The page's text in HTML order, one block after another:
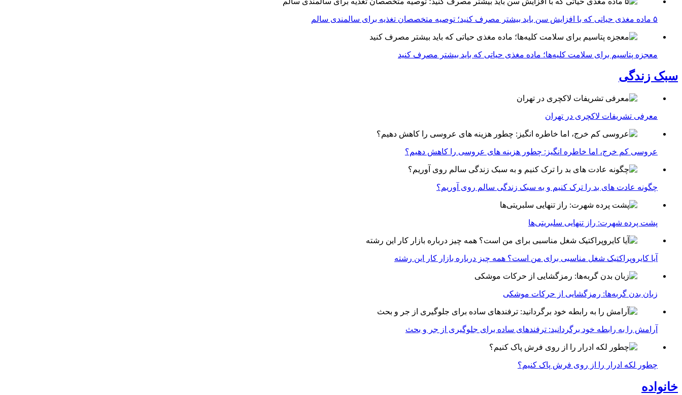
۵ ماده مغذی حیاتی که با افزایش سن باید بیشتر مصرف کنید؛ توصیه متخصصان تغذیه برای سالمندی سالم
معجزه پتاسیم برای سلامت کلیه‌ها؛ ماده مغذی حیاتی که باید بیشتر مصرف کنید
سبک زندگی
معرفی تشریفات لاکچری در تهران
عروسی کم خرج، اما خاطره انگیز: چطور هزینه های عروسی را کاهش دهیم؟
چگونه عادت‌ های بد را ترک کنیم و به سبک زندگی سالم روی آوریم؟
پشت پرده شهرت: راز تنهایی سلبریتی‌ها
آیا کایروپراکتیک شغل مناسبی برای من است؟ همه چیز درباره بازار کار این رشته
زبان بدن گربه‌ها: رمزگشایی از حرکات موشکی
آرامش را به رابطه خود برگردانید: ترفندهای ساده برای جلوگیری از جر و بحث
چطور لکه ادرار را از روی فرش پاک کنیم؟
خانواده